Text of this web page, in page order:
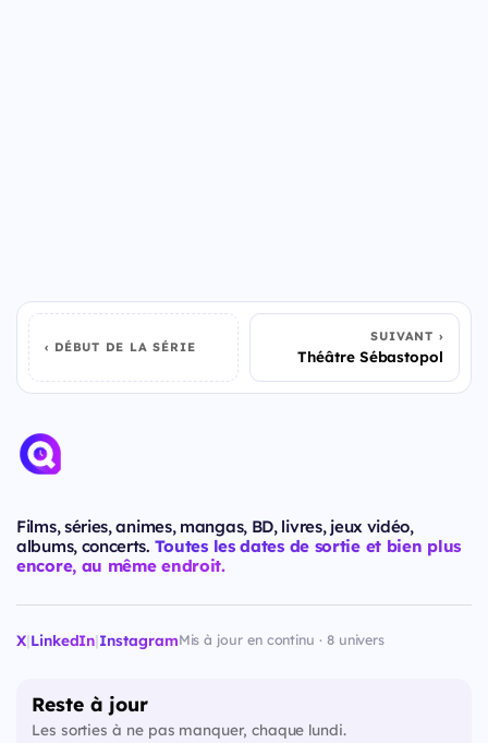
DÉBUT DE LA SÉRIE
SUIVANT
Théâtre Sébastopol
Films, séries, animes, mangas, BD, livres, jeux vidéo,
albums, concerts. Toutes les dates de sortie et bien plus
encore, au même endroit.
X|LinkedIn|InstagramMis à jour en continu · 8 univers
Reste à jour
Les sorties à ne pas manquer, chaque lundi.